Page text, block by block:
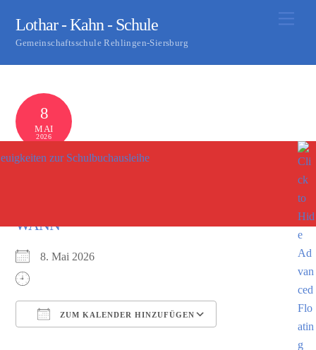
content
Lothar - Kahn - Schule
Gemeinschaftsschule Rehlingen-Siersburg
8
MAI
2026
WANN
8. Mai 2026
ZUM KALENDER HINZUFÜGEN
Google Kalender
zur Schulbuchausleihe